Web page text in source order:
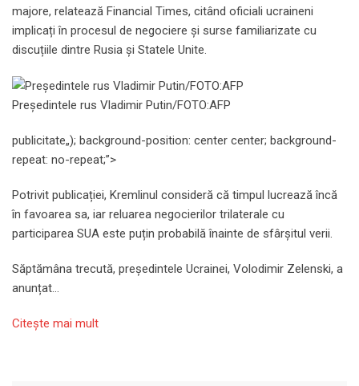
majore, relatează Financial Times, citând oficiali ucraineni
implicați în procesul de negociere și surse familiarizate cu
discuțiile dintre Rusia și Statele Unite.
Președintele rus Vladimir Putin/FOTO:AFP
publicitate„); background-position: center center; background-
repeat: no-repeat;”>
Potrivit publicației, Kremlinul consideră că timpul lucrează încă
în favoarea sa, iar reluarea negocierilor trilaterale cu
participarea SUA este puțin probabilă înainte de sfârșitul verii.
Săptămâna trecută, președintele Ucrainei, Volodimir Zelenski, a
anunțat…
Citeşte mai mult